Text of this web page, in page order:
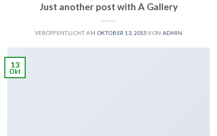
Just another post with A Gallery
VERÖFFENTLICHT AM OKTOBER 13, 2015 VON ADMIN
13
Okt